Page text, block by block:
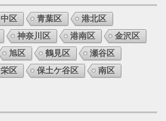
中区 青葉区
港北区
神奈川区 港南区
金沢区
旭区 鶴見区
瀬谷区
栄区 保土ケ谷区 南区